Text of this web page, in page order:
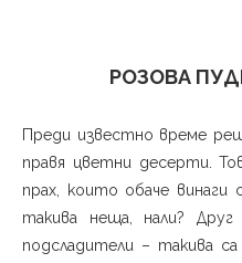
РОЗОВА
Преди известно време
правя цветни десерти.
прах, които обаче винаги
такива неща, нали?
подсладители – такива